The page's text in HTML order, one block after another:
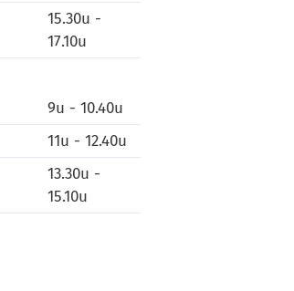
15.30u -
17.10u
9u - 10.40u
11u - 12.40u
13.30u -
15.10u